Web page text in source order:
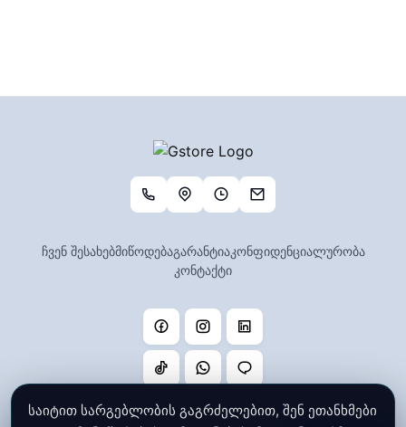
ჩვენ შესახებმიწოდებაგარანტიაკონფიდენციალურობა
კონტაქტი
საიტით სარგებლობის გაგრძელებით, შენ ეთანხმები